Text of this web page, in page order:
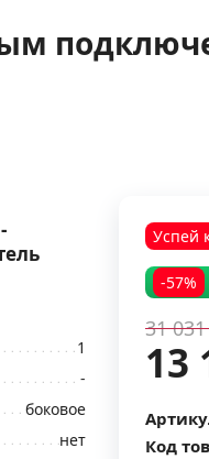
Успей
-57%
31
13
Код
1
-
боковое
нет